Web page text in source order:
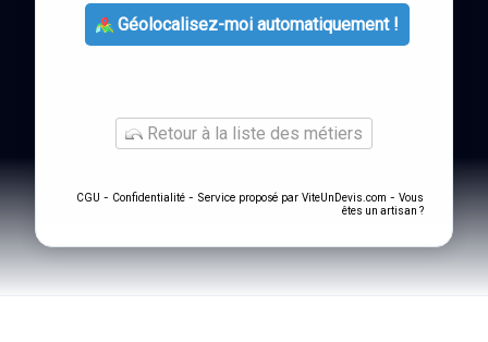
Géolocalisez-moi automatiquement !
Retour à la liste des métiers
CGU - Confidentialité - Service proposé par ViteUnDevis.com - Vous
êtes un artisan ?